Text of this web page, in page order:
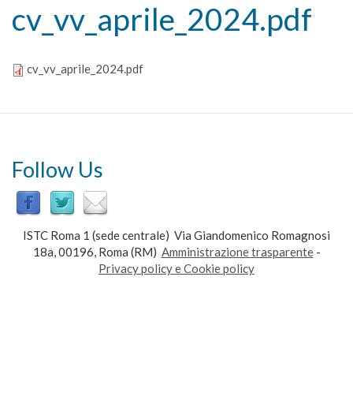
cv_vv_aprile_2024.pdf
cv_vv_aprile_2024.pdf
Follow Us
ISTC Roma 1 (sede centrale) Via Giandomenico Romagnosi
18a, 00196, Roma (RM) Amministrazione trasparente-
Privacy policy e Cookie policy